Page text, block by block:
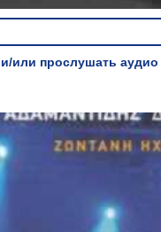
или прослушать аудио